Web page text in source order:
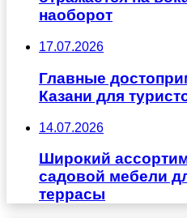
наоборот
17.07.2026
Главные
Казани для
14.07.2026
Широкий
садовой мебели
террасы